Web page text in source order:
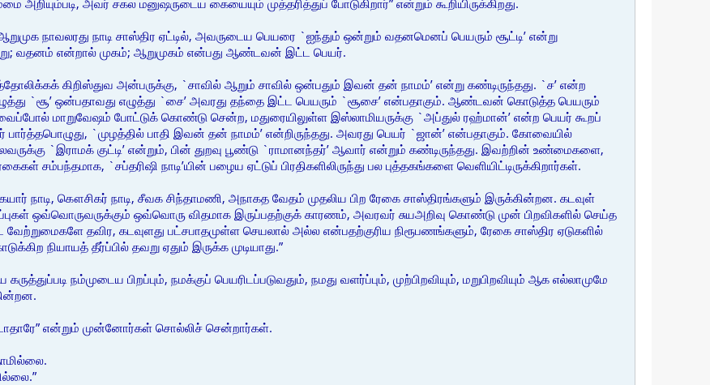
அவர் சகல மனுஷருடைய கையையும் முத்தரித்துப் போடுகிறார்” என்றும் கூறியிருக்கிறது.
நாவலரது நாடி சாஸ்திர ஏட்டில், அவருடைய பெயரை `ஐந்தும் ஒன்றும் வதனமெனப் பெயரும் சூட்டி’ என்று
வதனம் என்றால் முகம்; ஆறுமுகம் என்பது ஆண்டவன் இட்ட பெயர்.
கிறிஸ்துவ அன்பருக்கு, `சாவில் ஆறும் சாவில் ஒன்பதும் இவன் தன் நாமம்’ என்று கண்டிருந்தது. `ச’ என்ற
`சூ’ ஒன்பதாவது எழுத்து `சை’ அவரது தந்தை இட்ட பெயரும் `சூசை’ என்பதாகும். ஆண்டவன் கொடுத்த பெயரும்
மாறுவேஷம் போட்டுக் கொண்டு சென்ற, மதுரையிலுள்ள இஸ்லாமியருக்கு `அப்துல் ரஹ்மான்’ என்ற பெயர் கூறப்
பார்த்தபொழுது, `முழத்தில் பாதி இவன் தன் நாமம்’ என்றிருந்தது. அவரது பெயர் `ஜான்’ என்பதாகும். கோவையில்
`இராமக் குட்டி’ என்றும், பின் துறவு பூண்டு `ராமானந்தர்’ ஆவார் என்றும் கண்டிருந்தது. இவற்றின் உண்மைகளை,
சம்பந்தமாக, `சப்தரிஷி நாடி’யின் பழைய ஏட்டுப் பிரதிகளிலிருந்து பல புத்தகங்களை வெளியிட்டிருக்கிறார்கள்.
நாடி, கௌசிகர் நாடி, சீவக சிந்தாமணி, அநாகத வேதம் முதலிய பிற ரேகை சாஸ்திரங்களும் இருக்கின்றன. கடவுள்
ஒவ்வொருவருக்கும் ஒவ்வொரு விதமாக இருப்பதற்குக் காரணம், அவரவர் சுயஅறிவு கொண்டு முன் பிறவிகளில் செய்த
தவிர, கடவுளது பட்சபாதமுள்ள செயலால் அல்ல என்பதற்குரிய நிரூபணங்களும், ரேகை சாஸ்திர ஏடுகளில்
நியாயத் தீர்ப்பில் தவறு ஏதும் இருக்க முடியாது.”
நம்முடைய பிறப்பும், நமக்குப் பெயரிடப்படுவதும், நமது வளர்ப்பும், முற்பிறவியும், மறுபிறவியும் ஆக எல்லாமுமே
என்றும் முன்னோர்கள் சொல்லிச் சென்றார்கள்.